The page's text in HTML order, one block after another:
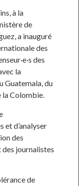
à la
de
a inauguré
des
des
la
Guatemala, du
la Colombie.
et d’analyser
des
des journalistes
de